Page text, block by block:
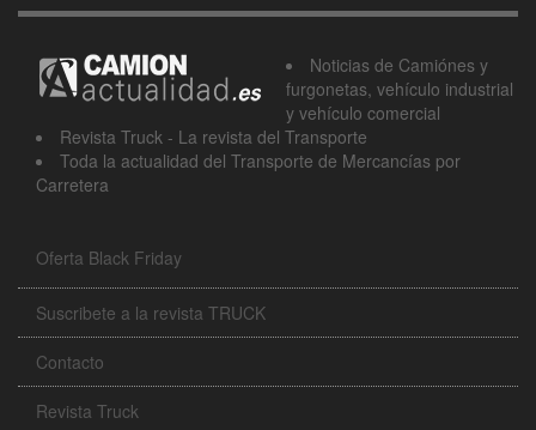
Noticias de Camiónes y
furgonetas, vehículo industrial
y vehículo comercial
Revista Truck - La revista del Transporte
Toda la actualidad del Transporte de Mercancías por
Carretera
Oferta Black Friday
Suscribete a la revista TRUCK
Contacto
Revista Truck